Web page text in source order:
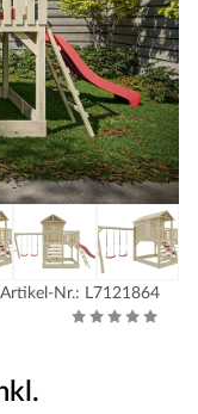
Artikel-Nr.: L7121864